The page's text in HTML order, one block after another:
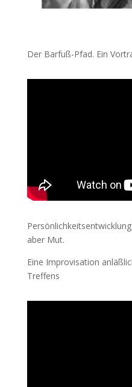
Der Barfuß-Pfad. Ein
aber Mut.
Eine Improvisation
Treffens